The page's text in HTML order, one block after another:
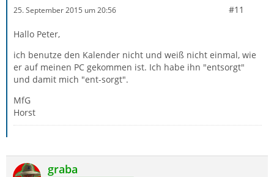
25. September 2015 um 20:56 #11
Hallo Peter,
ich benutze den Kalender nicht und weiß nicht einmal, wie
er auf meinen PC gekommen ist. Ich habe ihn "entsorgt"
und damit mich "ent-sorgt".
MfG
Horst
graba